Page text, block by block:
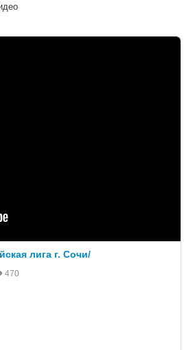
лига г. Сочи/
470